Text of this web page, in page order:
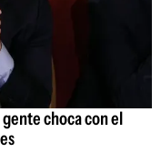
choca con el